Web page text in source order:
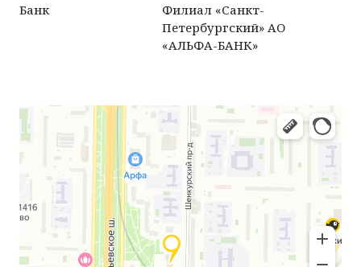
Банк
Филиал «Санкт-
Петербургский» АО
«АЛЬФА-БАНК»